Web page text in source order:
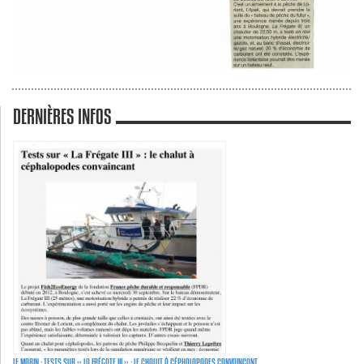
DERNIÈRES INFOS